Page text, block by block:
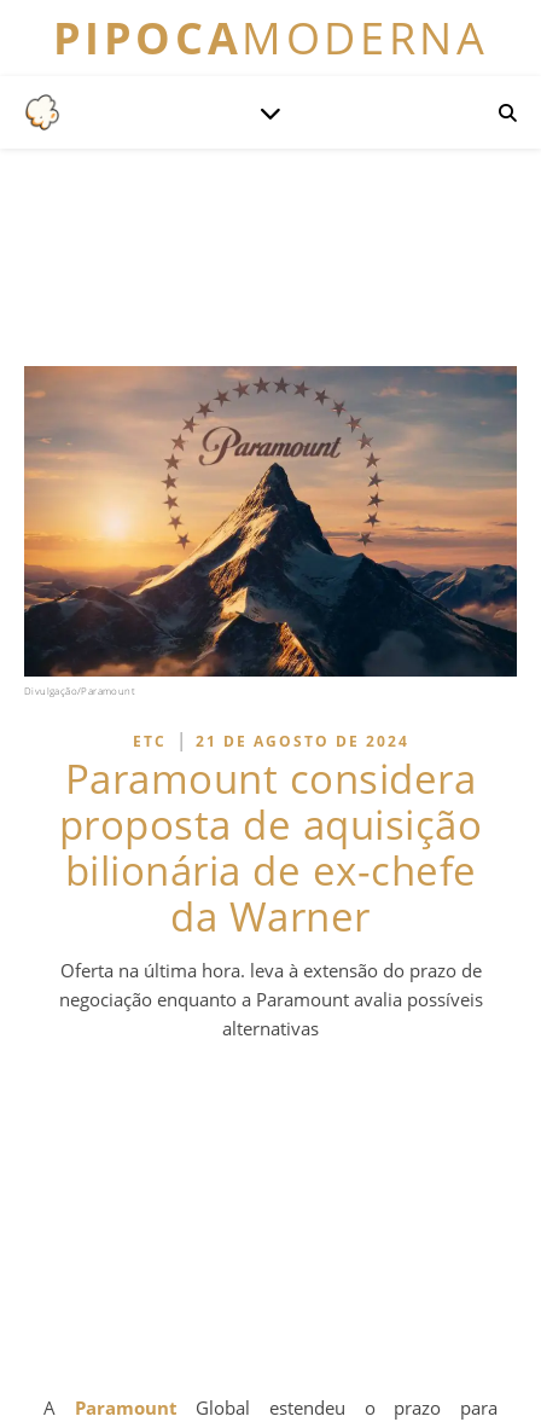
PIPOCAMODERNA
Divulgação/Paramount
ETC | 21 DE AGOSTO DE 2024
Paramount considera
proposta de aquisição
bilionária de ex-chefe
da Warner
Oferta na última hora. leva à extensão do prazo de
negociação enquanto a Paramount avalia possíveis
alternativas
Paramount Global estendeu o prazo para